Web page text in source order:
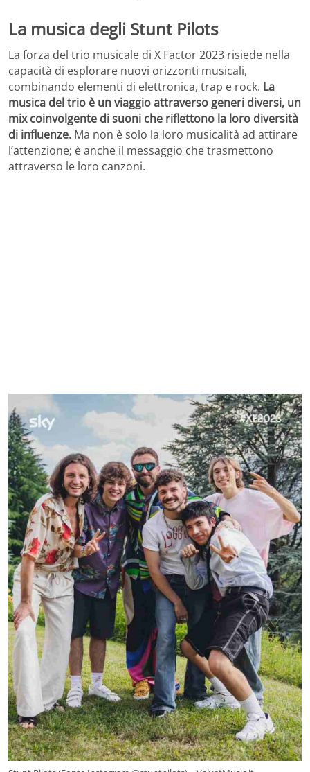
La musica degli Stunt Pilots
La forza del trio musicale di X Factor 2023 risiede nella
capacità di esplorare nuovi orizzonti musicali,
combinando elementi di elettronica, trap e rock. La
musica del trio è un viaggio attraverso generi diversi, un
mix coinvolgente di suoni che riflettono la loro diversità
di influenze. Ma non è solo la loro musicalità ad attirare
l’attenzione; è anche il messaggio che trasmettono
attraverso le loro canzoni.